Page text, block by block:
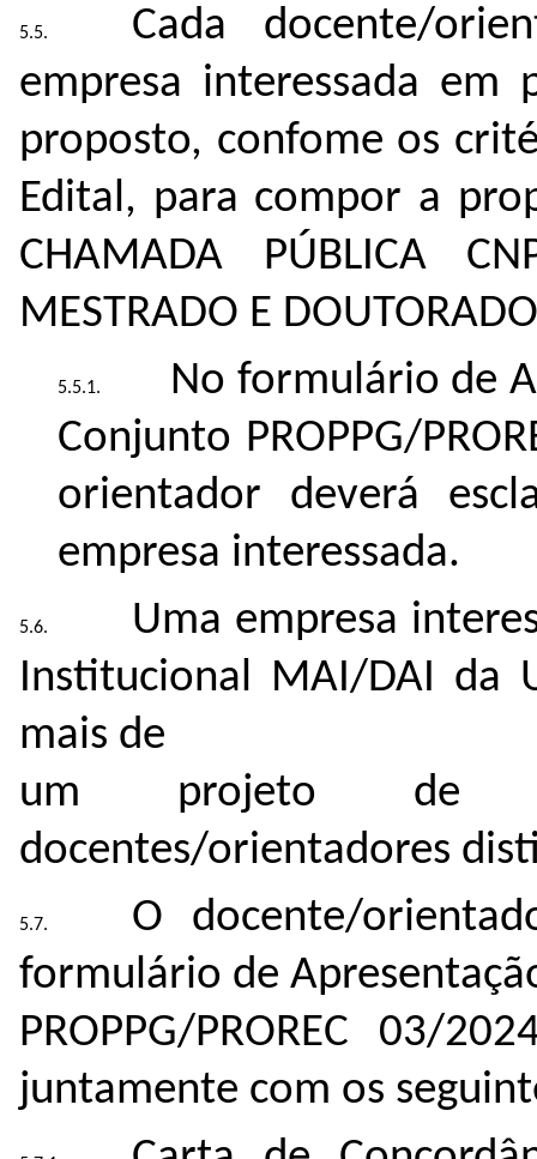
Cada docente/
empresa interessada em
proposto, confome os
Edital, para compor a
CHAMADA PÚBLICA
MESTRADO E
No formulário de
Conjunto PROPPG/
orientador deverá
empresa interessada.
Uma empresa
Institucional MAI/DAI da
mais de
um projeto de
docentes/orientadores
O docente/
formulário de
PROPPG/PROREC 03/
juntamente com os